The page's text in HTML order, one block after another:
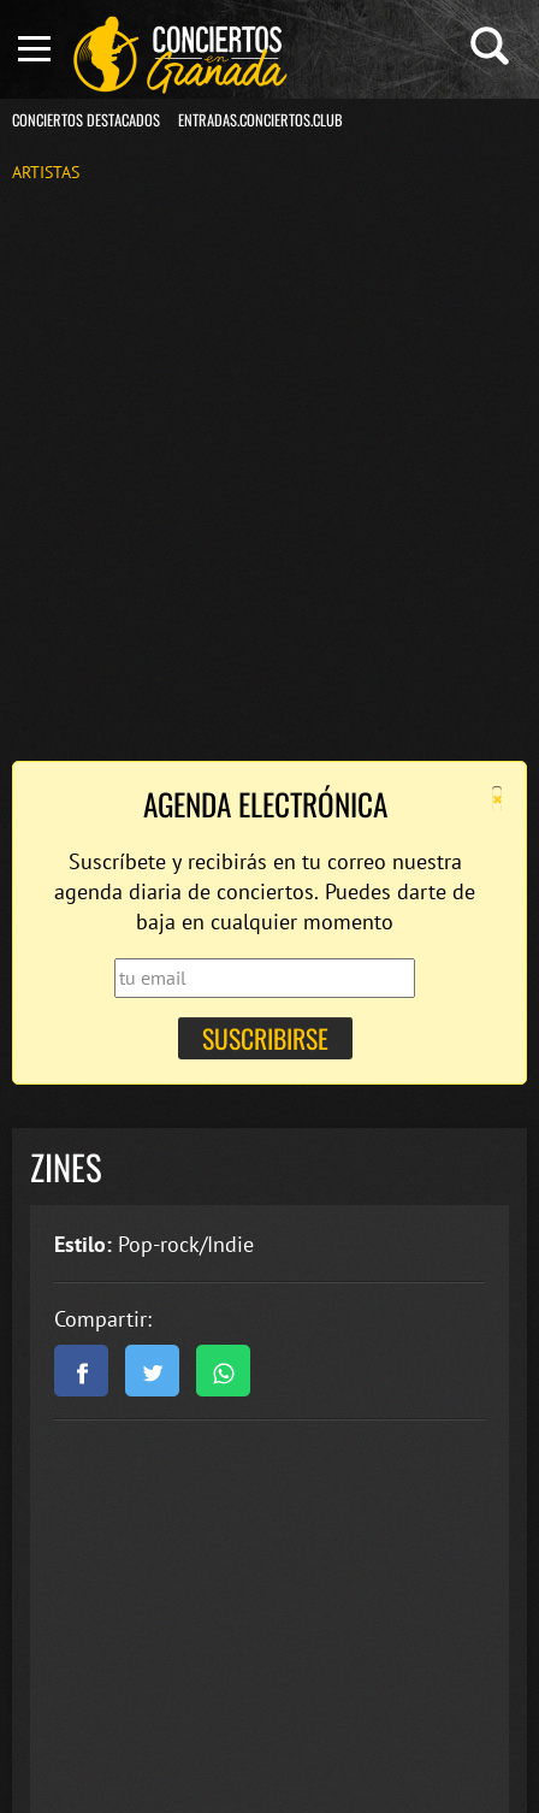
CONCIERTOS DESTACADOS ENTRADAS.CONCIERTOS.CLUB
ARTISTAS
×
AGENDA ELECTRÓNICA
Suscríbete y recibirás en tu correo nuestra
agenda diaria de conciertos. Puedes darte de
baja en cualquier momento
ZINES
Estilo: Pop-rock/Indie
Compartir: